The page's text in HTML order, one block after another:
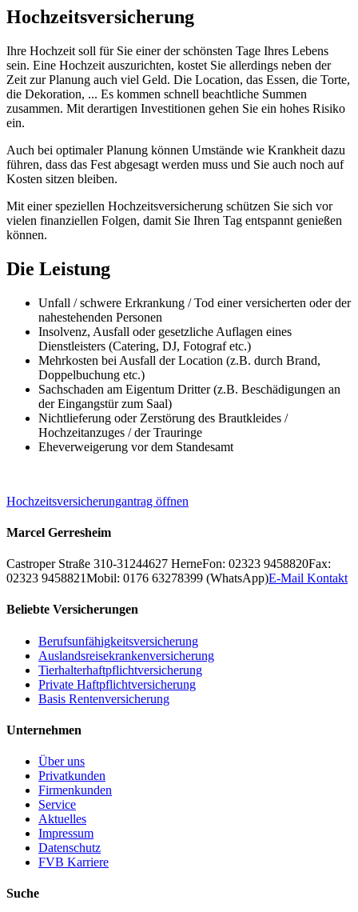
Hochzeitsversicherung
Ihre Hochzeit soll für Sie einer der schönsten Tage Ihres Lebens
sein. Eine Hochzeit auszurichten, kostet Sie allerdings neben der
Zeit zur Planung auch viel Geld. Die Location, das Essen, die Torte,
die Dekoration, ... Es kommen schnell beachtliche Summen
zusammen. Mit derartigen Investitionen gehen Sie ein hohes Risiko
ein.
Auch bei optimaler Planung können Umstände wie Krankheit dazu
führen, dass das Fest abgesagt werden muss und Sie auch noch auf
Kosten sitzen bleiben.
Mit einer speziellen Hochzeitsversicherung schützen Sie sich vor
vielen finanziellen Folgen, damit Sie Ihren Tag entspannt genießen
können.
Die Leistung
Unfall / schwere Erkrankung / Tod einer versicherten oder der
nahestehenden Personen
Insolvenz, Ausfall oder gesetzliche Auflagen eines
Dienstleisters (Catering, DJ, Fotograf etc.)
Mehrkosten bei Ausfall der Location (z.B. durch Brand,
Doppelbuchung etc.)
Sachschaden am Eigentum Dritter (z.B. Beschädigungen an
der Eingangstür zum Saal)
Nichtlieferung oder Zerstörung des Brautkleides /
Hochzeitanzuges / der Trauringe
Eheverweigerung vor dem Standesamt
Hochzeitsversicherungantrag öffnen
Marcel Gerresheim
Castroper Straße 310-31244627 HerneFon: 02323 9458820Fax:
02323 9458821Mobil: 0176 63278399 (WhatsApp)E-Mail Kontakt
Beliebte Versicherungen
Berufsunfähigkeitsversicherung
Auslandsreisekrankenversicherung
Tierhalterhaftpflichtversicherung
Private Haftpflichtversicherung
Basis Rentenversicherung
Unternehmen
Über uns
Privatkunden
Firmenkunden
Service
Aktuelles
Impressum
Datenschutz
FVB Karriere
Suche